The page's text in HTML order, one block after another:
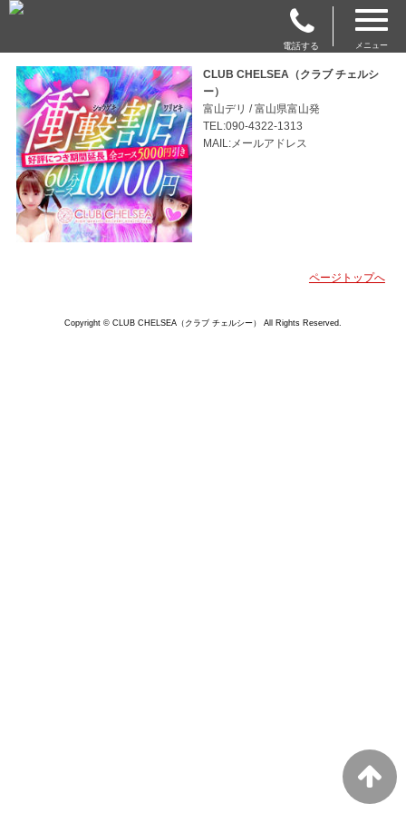
電話する メニュー
CLUB CHELSEA（クラブ チェルシ
ー）
富山デリ / 富山県富山発
TEL:090-4322-1313
MAIL:メールアドレス
ページトップへ
Copyright © CLUB CHELSEA（クラブ チェルシー） All Rights Reserved.